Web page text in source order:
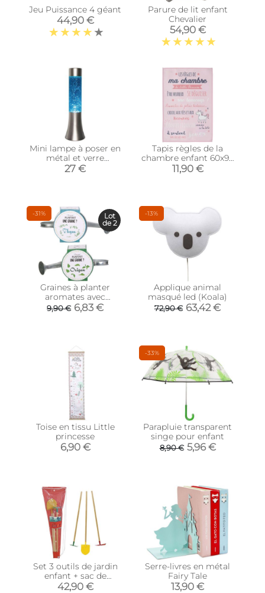
Jeu Puissance 4 géant
44,90 €
Parure de lit enfant
Chevalier
54,90 €
Mini lampe à poser en
métal et verre
Paillettes
27 €
Tapis règles de la
chambre enfant 60x90
cm (Little princesse -
rose)
11,90 €
-31%
Graines à planter
aromates avec
arrosoirs (Lot de 2)
9,90 € 6,83 €
Lot
de 2
-13%
Applique animal
masqué led (Koala)
72,90 € 63,42 €
Toise en tissu Little
princesse
6,90 €
-33%
Parapluie transparent
singe pour enfant
8,90 € 5,96 €
Set 3 outils de jardin
enfant + sac de
transport (Pelle +
42,90 €
Serre-livres en métal
Fairy Tale
13,90 €